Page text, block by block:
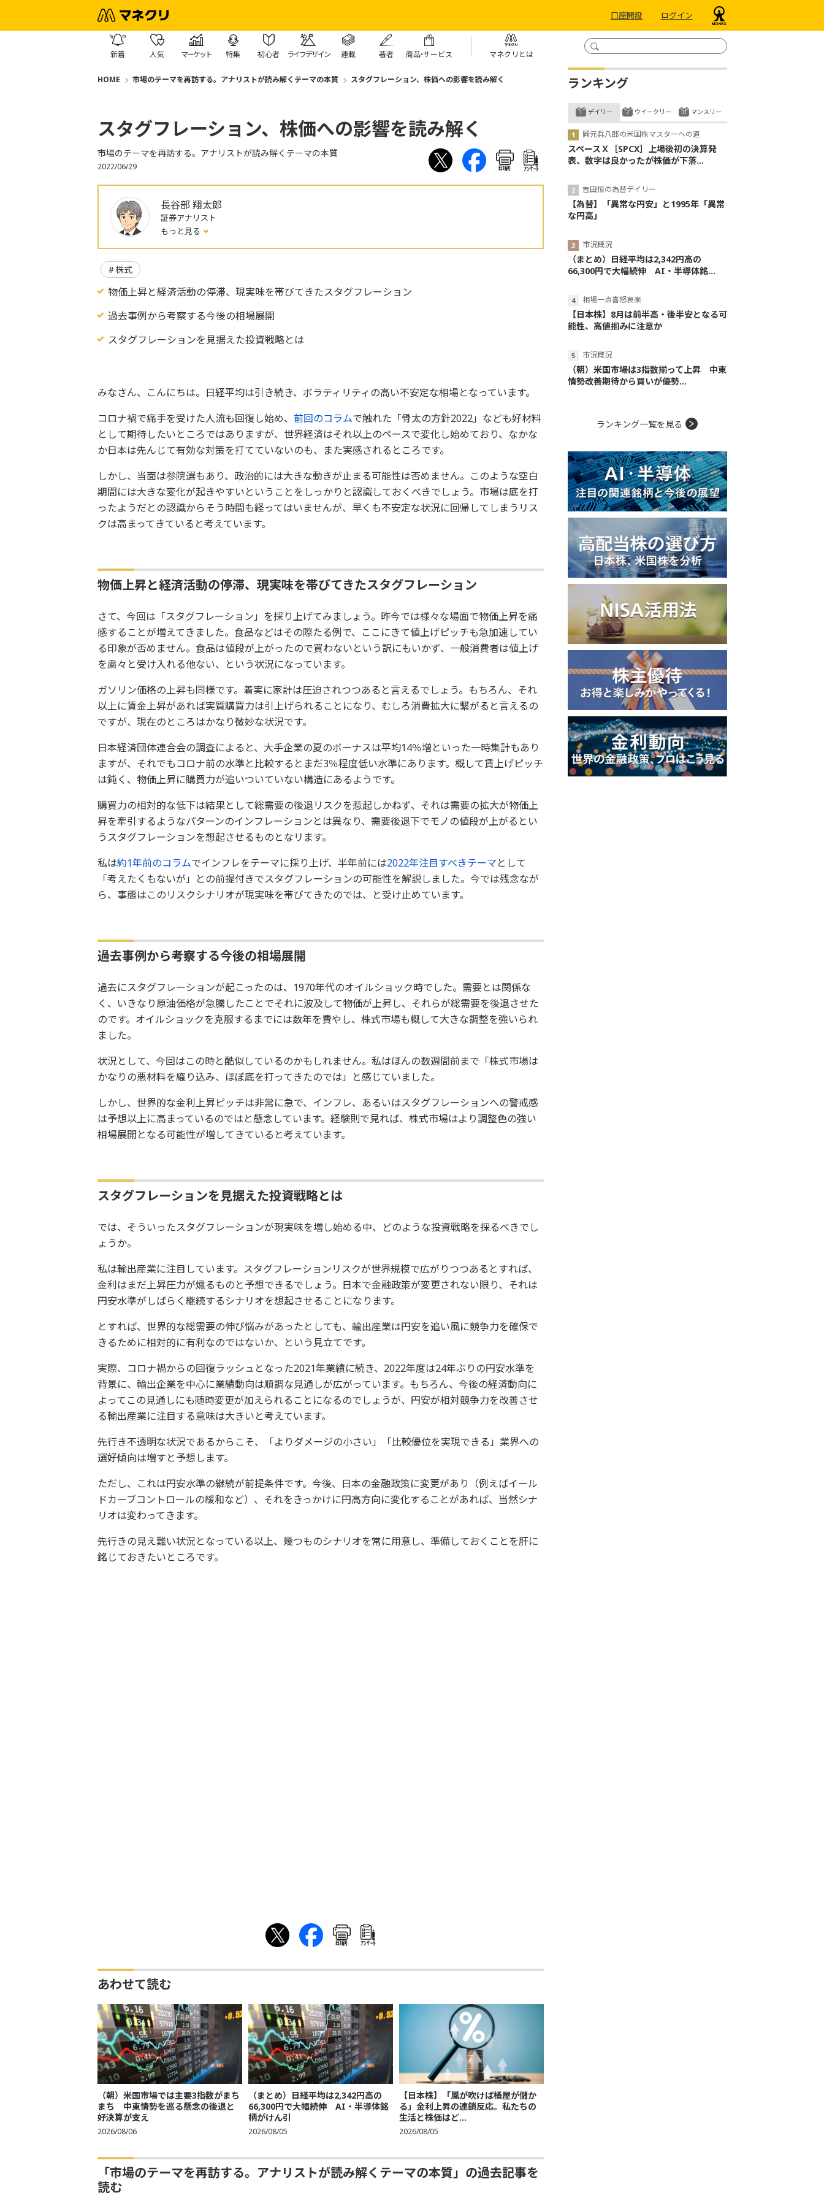
口座開設 ログイン
新着 人気 マーケット 特集 初心者 ライフデザイン 連載 著者 商品・サービス マネクリとは
HOME 市場のテーマを再訪する。アナリストが読み解くテーマの本質 スタグフレーション、株価への影響を読み解く
スタグフレーション、株価への影響を読み解く
市場のテーマを再訪する。アナリストが読み解くテーマの本質
2022/06/29 印刷 ｱﾝｹｰﾄ
長谷部 翔太郎
証券アナリスト
もっと見る
株式
物価上昇と経済活動の停滞、現実味を帯びてきたスタグフレーション
過去事例から考察する今後の相場展開
スタグフレーションを見据えた投資戦略とは
みなさん、こんにちは。日経平均は引き続き、ボラティリティの高い不安定な相場となっています。
コロナ禍で痛手を受けた人流も回復し始め、 前回のコラムで触れた「骨太の方針2022」なども好材料
として期待したいところではありますが、世界経済はそれ以上のペースで変化し始めており、なかな
か日本は先んじて有効な対策を打てていないのも、また実感されるところです。
しかし、当面は参院選もあり、政治的には大きな動きが止まる可能性は否めません。このような空白
期間には大きな変化が起きやすいということをしっかりと認識しておくべきでしょう。市場は底を打
ったようだとの認識からそう時間も経ってはいませんが、早くも不安定な状況に回帰してしまうリス
クは高まってきていると考えています。
物価上昇と経済活動の停滞、現実味を帯びてきたスタグフレーション
さて、今回は「スタグフレーション」を採り上げてみましょう。昨今では様々な場面で物価上昇を痛
感することが増えてきました。食品などはその際たる例で、ここにきて値上げピッチも急加速してい
る印象が否めません。食品は値段が上がったので買わないという訳にもいかず、一般消費者は値上げ
を粛々と受け入れる他ない、という状況になっています。
ガソリン価格の上昇も同様です。着実に家計は圧迫されつつあると言えるでしょう。もちろん、それ
以上に賃金上昇があれば実質購買力は引上げられることになり、むしろ消費拡大に繋がると言えるの
ですが、現在のところはかなり微妙な状況です。
日本経済団体連合会の調査によると、大手企業の夏のボーナスは平均14％増といった一時集計もあり
ますが、それでもコロナ前の水準と比較するとまだ3％程度低い水準にあります。概して賃上げピッチ
は鈍く、物価上昇に購買力が追いついていない構造にあるようです。
購買力の相対的な低下は結果として総需要の後退リスクを惹起しかねず、それは需要の拡大が物価上
昇を牽引するようなパターンのインフレーションとは異なり、需要後退下でモノの値段が上がるとい
うスタグフレーションを想起させるものとなリます。
私は約1年前のコラムでインフレをテーマに採り上げ、半年前には2022年注目すべきテーマとして
「考えたくもないが」との前提付きでスタグフレーションの可能性を解説しました。今では残念なが
ら、事態はこのリスクシナリオが現実味を帯びてきたのでは、と受け止めています。
過去事例から考察する今後の相場展開
過去にスタグフレーションが起こったのは、1970年代のオイルショック時でした。需要とは関係な
く、いきなり原油価格が急騰したことでそれに波及して物価が上昇し、それらが総需要を後退させた
のです。オイルショックを克服するまでには数年を費やし、株式市場も概して大きな調整を強いられ
ました。
状況として、今回はこの時と酷似しているのかもしれません。私はほんの数週間前まで「株式市場は
かなりの悪材料を織り込み、ほぼ底を打ってきたのでは」と感じていました。
しかし、世界的な金利上昇ピッチは非常に急で、インフレ、あるいはスタグフレーションへの警戒感
は予想以上に高まっているのではと懸念しています。経験則で見れば、株式市場はより調整色の強い
相場展開となる可能性が増してきていると考えています。
スタグフレーションを見据えた投資戦略とは
では、そういったスタグフレーションが現実味を増し始める中、どのような投資戦略を採るべきでし
ょうか。
私は輸出産業に注目しています。スタグフレーションリスクが世界規模で広がりつつあるとすれば、
金利はまだ上昇圧力が燻るものと予想できるでしょう。日本で金融政策が変更されない限り、それは
円安水準がしばらく継続するシナリオを想起させることになります。
とすれば、世界的な総需要の伸び悩みがあったとしても、輸出産業は円安を追い風に競争力を確保で
きるために相対的に有利なのではないか、という見立てです。
実際、コロナ禍からの回復ラッシュとなった2021年業績に続き、2022年度は24年ぶりの円安水準を
背景に、輸出企業を中心に業績動向は順調な見通しが広がっています。もちろん、今後の経済動向に
よってこの見通しにも随時変更が加えられることになるのでしょうが、円安が相対競争力を改善させ
る輸出産業に注目する意味は大きいと考えています。
先行き不透明な状況であるからこそ、「よりダメージの小さい」「比較優位を実現できる」業界への
選好傾向は増すと予想します。
ただし、これは円安水準の継続が前提条件です。今後、日本の金融政策に変更があり（例えばイール
ドカーブコントロールの緩和など）、それをきっかけに円高方向に変化することがあれば、当然シナ
リオは変わってきます。
先行きの見え難い状況となっている以上、幾つものシナリオを常に用意し、準備しておくことを肝に
銘じておきたいところです。
印刷 ｱﾝｹｰﾄ
あわせて読む
（朝）米国市場では主要3指数がまち
まち 中東情勢を巡る懸念の後退と
好決算が支え
2026/08/06
（まとめ）日経平均は2,342円高の
66,300円で大幅続伸 AI・半導体銘
柄がけん引
2026/08/05
【日本株】「風が吹けば桶屋が儲か
る」金利上昇の連鎖反応。私たちの
生活と株価はど...
2026/08/05
「市場のテーマを再訪する。アナリストが読み解くテーマの本質」の過去記事を
読む
ランキング
デイリー
岡元兵八郎の米国株マスターへの道
スペースＸ［SPCX］上場後初の決算発
表、数字は良かったが株価が下落...
吉田恒の為替デイリー
【為替】「異常な円安」と1995年「異常
な円高」
市況概況
（まとめ）日経平均は2,342円高の
66,300円で大幅続伸 AI・半導体銘...
相場一点喜怒哀楽
【日本株】8月は前半高・後半安となる可
能性、高値掴みに注意か
市況概況
（朝）米国市場は3指数揃って上昇 中東
情勢改善期待から買いが優勢...
ウイークリー マンスリー
ランキング一覧を見る